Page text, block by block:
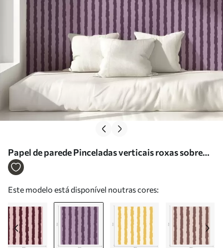
Papel de parede Pinceladas verticais roxas sobre
um fundo lilás Nr. a01191v3
Este modelo está disponível noutras cores: